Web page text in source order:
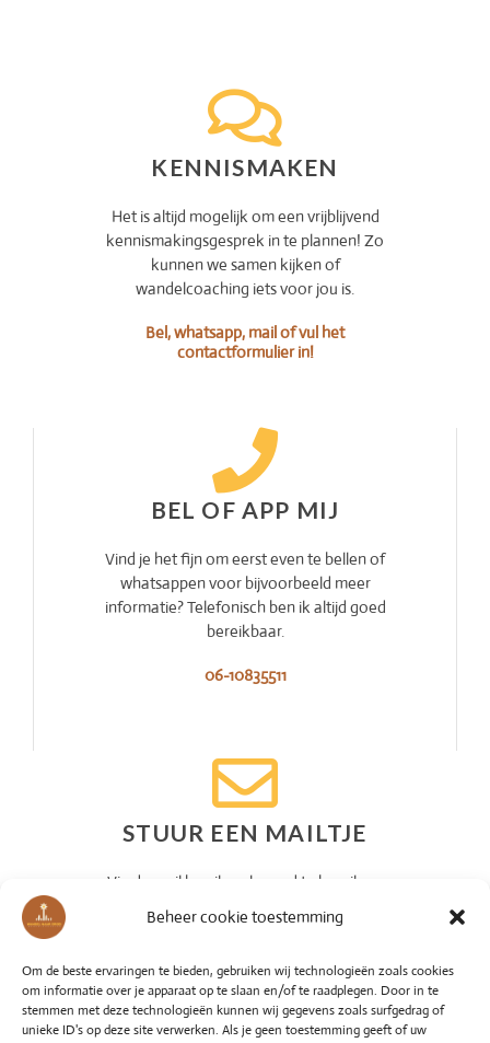
Beheer cookie toestemming
Om de beste ervaringen te bieden, gebruiken wij technologieën zoals cookies
om informatie over je apparaat op te slaan en/of te raadplegen. Door in te
stemmen met deze technologieën kunnen wij gegevens zoals surfgedrag of
unieke ID's op deze site verwerken. Als je geen toestemming geeft of uw
KENNISMAKEN
Het is altijd mogelijk om een vrijblijvend
kennismakingsgesprek in te plannen! Zo
kunnen we samen kijken of
wandelcoaching iets voor jou is.
Bel, whatsapp, mail of vul het
contactformulier in!
BEL OF APP MIJ
Vind je het fijn om eerst even te bellen of
whatsappen voor bijvoorbeeld meer
informatie? Telefonisch ben ik altijd goed
bereikbaar.
06-10835511
STUUR EEN MAILTJE
Via de mail ben ik ook goed te bereiken.
Heb je vragen of wil je meteen een
kennismakingsgesprek inplannen? Mail
info@wandelnaargroei.nl